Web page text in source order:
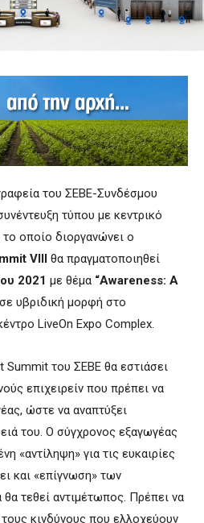
του ΣΕΒΕ-Συνδέσμου
τύπου με κεντρικό
οποίο διοργανώνει ο
VIII θα πραγματοποιηθεί
2021 με θέμα “Awareness: A
υβριδική μορφή στο
LiveOn Expo Complex.
Summit του ΣΕΒΕ θα εστιάσει
επιχειρείν που πρέπει να
ώστε να αναπτύξει
του. Ο σύγχρονος εξαγωγέας
«αντίληψη» για τις ευκαιρίες
και «επίγνωση» των
τεθεί αντιμέτωπος. Πρέπει να
τους κινδύνους που ελλοχεύουν